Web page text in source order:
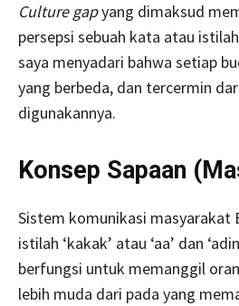
Culture gapyang dimaksud
persepsi sebuah kata atau
saya menyadari bahwa setiap
yang berbeda, dan tercermin
digunakannya.
Konsep Sapaan
Sistem komunikasi masyarakat
istilah ‘kakak’ atau ‘aa’ dan
berfungsi untuk memanggil
lebih muda dari pada yang